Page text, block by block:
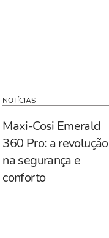
NOTÍCIAS
Maxi-Cosi Emerald
360 Pro: a revolução
na segurança e
conforto